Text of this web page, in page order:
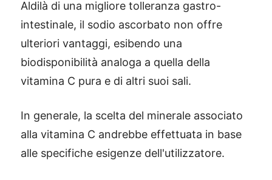
Aldilà di una migliore tolleranza gastro-
intestinale, il sodio ascorbato non offre
ulteriori vantaggi, esibendo una
biodisponibilità analoga a quella della
vitamina C pura e di altri suoi sali.
In generale, la scelta del minerale associato
alla vitamina C andrebbe effettuata in base
alle specifiche esigenze dell'utilizzatore.